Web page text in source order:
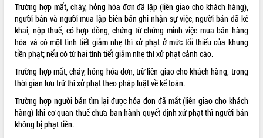
ALBUM ẢNH
LIÊN KẾT WEB
Trường hợp mất, cháy, hỏng hóa đơn đã lập (liên giao cho khách hàng),
người bán và người mua lập biên bản ghi nhận sự việc, người bán đã kê
khai, nộp thuế, có hợp đồng, chứng từ chứng minh việc mua bán hàng
hóa và có một tình tiết giảm nhẹ thì xử phạt ở mức tối thiểu của khung
tiền phạt; nếu có từ hai tình tiết giảm nhẹ thì xử phạt cảnh cáo.
Trường hợp mất, cháy, hỏng hóa đơn, trừ liên giao cho khách hàng, trong
thời gian lưu trữ thì xử phạt theo pháp luật về kế toán.
Trường hợp người bán tìm lại được hóa đơn đã mất (liên giao cho khách
hàng) khi cơ quan thuế chưa ban hành quyết định xử phạt thì người bán
không bị phạt tiền.